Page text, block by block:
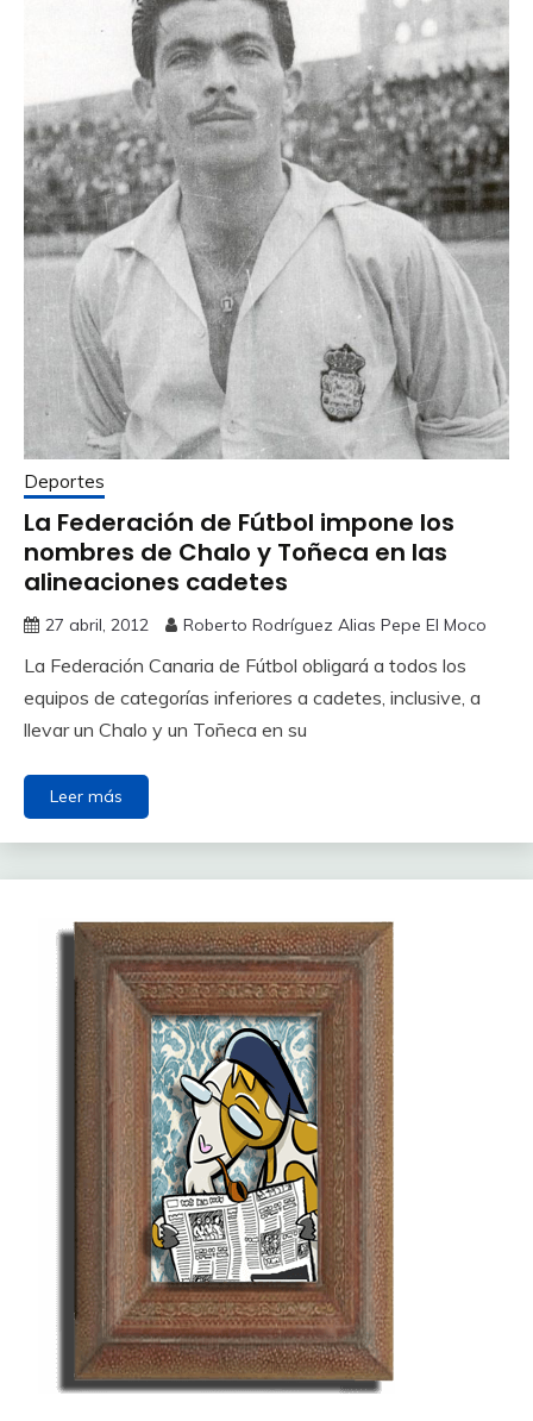
Deportes
La Federación de Fútbol impone los
nombres de Chalo y Toñeca en las
alineaciones cadetes
27 abril, 2012 Roberto Rodríguez Alias Pepe El Moco
La Federación Canaria de Fútbol obligará a todos los
equipos de categorías inferiores a cadetes, inclusive, a
llevar un Chalo y un Toñeca en su
Leer más